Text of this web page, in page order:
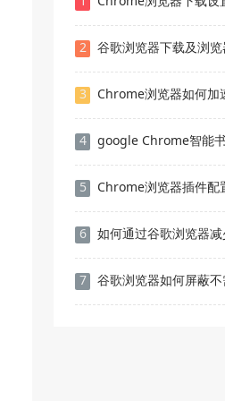
2 谷歌浏览器下载及浏
3 Chrome浏览器如何加速
4 google Chrome智能
5 Chrome浏览器插件配置文件
6 如何通过谷歌浏览器减少网页中
7 谷歌浏览器如何屏蔽